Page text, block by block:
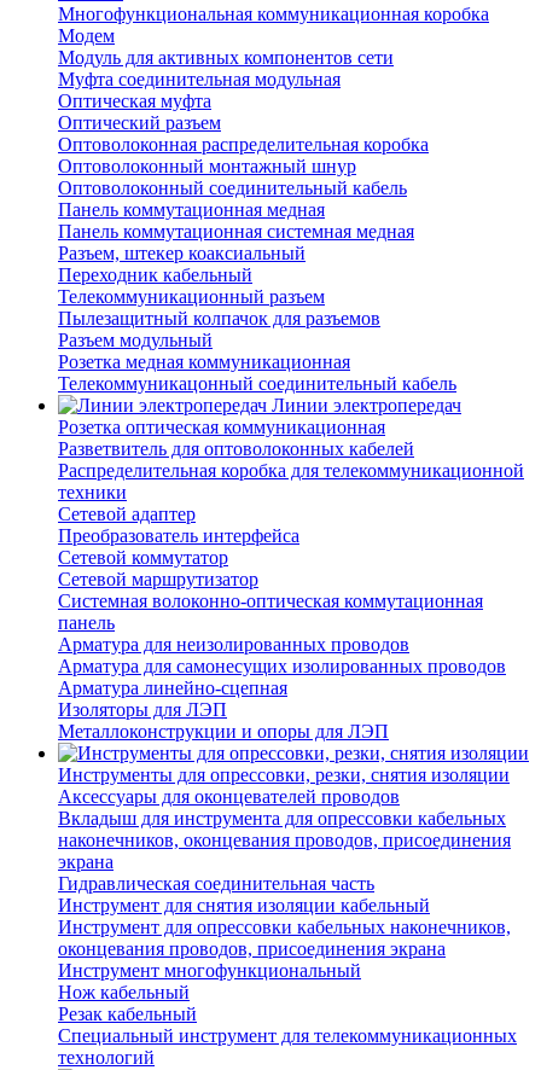
Многофункциональная коммуникационная коробка
Модем
Модуль для активных компонентов сети
Муфта соединительная модульная
Оптическая муфта
Оптический разъем
Оптоволоконная распределительная коробка
Оптоволоконный монтажный шнур
Оптоволоконный соединительный кабель
Панель коммутационная медная
Панель коммутационная системная медная
Разъем, штекер коаксиальный
Переходник кабельный
Телекоммуникационный разъем
Пылезащитный колпачок для разъемов
Разъем модульный
Розетка медная коммуникационная
Телекоммуникацонный соединительный кабель
Линии электропередач
Розетка оптическая коммуникационная
Разветвитель для оптоволоконных кабелей
Распределительная коробка для телекоммуникационной
техники
Сетевой адаптер
Преобразователь интерфейса
Сетевой коммутатор
Сетевой маршрутизатор
Системная волоконно-оптическая коммутационная
панель
Арматура для неизолированных проводов
Арматура для самонесущих изолированных проводов
Арматура линейно-сцепная
Изоляторы для ЛЭП
Металлоконструкции и опоры для ЛЭП
Инструменты для опрессовки, резки, снятия изоляции
Аксессуары для оконцевателей проводов
Вкладыш для инструмента для опрессовки кабельных
наконечников, оконцевания проводов, присоединения
экрана
Гидравлическая соединительная часть
Инструмент для снятия изоляции кабельный
Инструмент для опрессовки кабельных наконечников,
оконцевания проводов, присоединения экрана
Инструмент многофункциональный
Нож кабельный
Резак кабельный
Специальный инструмент для телекоммуникационных
технологий